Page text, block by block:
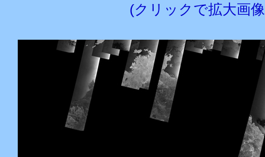
(クリックで拡大画